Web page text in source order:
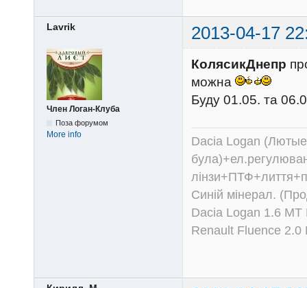
Lavrik 2013-04-17
Член Логан-Клуба
Поза форумом
More info
КолясикДнепр
можна
Буду 01.05. та
Dacia Logan
Синій мінерал.
Dacia Logan 1.6 MT
Renault Fluence